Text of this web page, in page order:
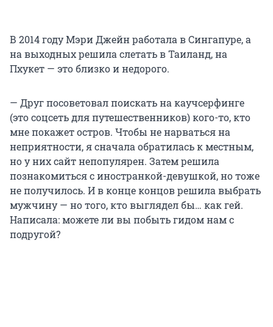
В 2014 году Мэри Джейн работала в Сингапуре, а
на выходных решила слетать в Таиланд, на
Пхукет — это близко и недорого.
— Друг посоветовал поискать на каучсерфинге
(это соцсеть для путешественников) кого-то, кто
мне покажет остров. Чтобы не нарваться на
неприятности, я сначала обратилась к местным,
но у них сайт непопулярен. Затем решила
познакомиться с иностранкой-девушкой, но тоже
не получилось. И в конце концов решила выбрать
мужчину — но того, кто выглядел бы… как гей.
Написала: можете ли вы побыть гидом нам с
подругой?